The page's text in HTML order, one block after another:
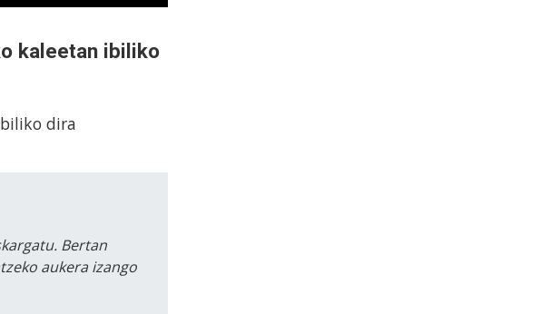
kaleetan ibiliko
dira
Bertan
aukera izango